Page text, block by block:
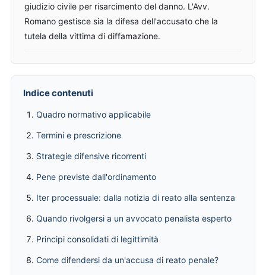
giudizio civile per risarcimento del danno. L'Avv.
Romano gestisce sia la difesa dell'accusato che la
tutela della vittima di diffamazione.
Indice contenuti
Quadro normativo applicabile
Termini e prescrizione
Strategie difensive ricorrenti
Pene previste dall'ordinamento
Iter processuale: dalla notizia di reato alla sentenza
Quando rivolgersi a un avvocato penalista esperto
Principi consolidati di legittimità
Come difendersi da un'accusa di reato penale?